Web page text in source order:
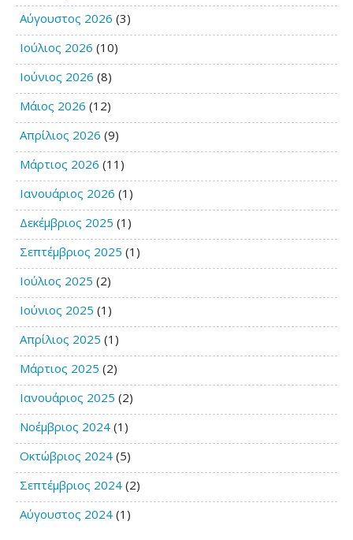
Αύγουστος 2026 (3)
Ιούλιος 2026 (10)
Ιούνιος 2026 (8)
Μάιος 2026 (12)
Απρίλιος 2026 (9)
Μάρτιος 2026 (11)
Ιανουάριος 2026 (1)
Δεκέμβριος 2025 (1)
Σεπτέμβριος 2025 (1)
Ιούλιος 2025 (2)
Ιούνιος 2025 (1)
Απρίλιος 2025 (1)
Μάρτιος 2025 (2)
Ιανουάριος 2025 (2)
Νοέμβριος 2024 (1)
Οκτώβριος 2024 (5)
Σεπτέμβριος 2024 (2)
Αύγουστος 2024 (1)